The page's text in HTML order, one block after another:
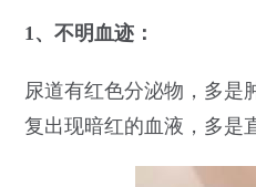
1、不明血迹：
尿道有红色分泌物，多是
复出现暗红的血液，多是